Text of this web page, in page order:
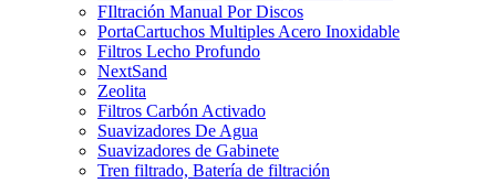
FIltración Manual Por Discos
PortaCartuchos Multiples Acero Inoxidable
Filtros Lecho Profundo
NextSand
Zeolita
Filtros Carbón Activado
Suavizadores De Agua
Suavizadores de Gabinete
Tren filtrado, Batería de filtración